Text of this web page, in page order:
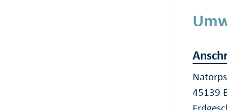
45139